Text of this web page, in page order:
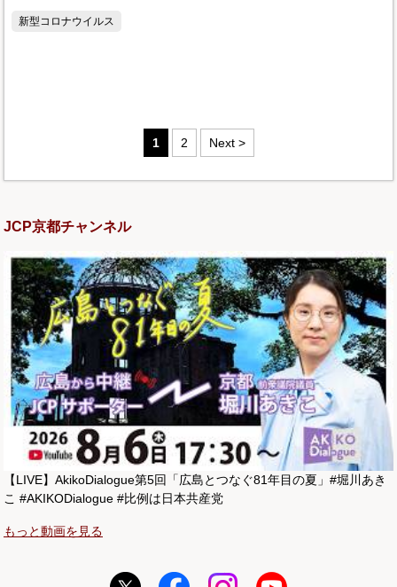
新型コロナウイルス
1 2 Next >
JCP京都チャンネル
【LIVE】AkikoDialogue第5回「広島とつなぐ81年目の夏」#堀川あき
こ #AKIKODialogue #比例は日本共産党
もっと動画を見る